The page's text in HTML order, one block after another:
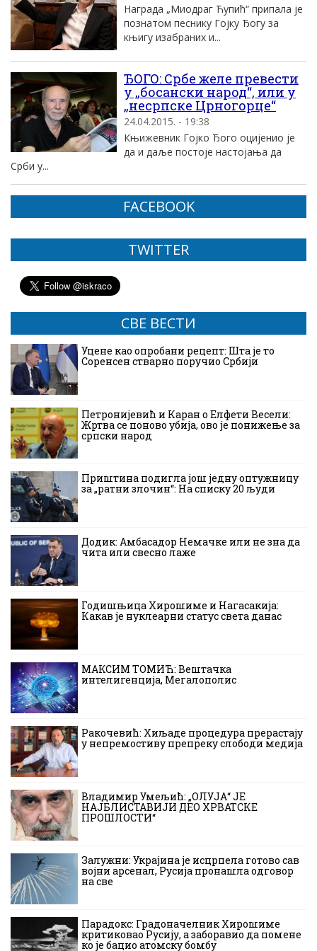
Награда „Миодраг Ћупић“ припала је
познатом песнику Гојку Ђогу за
књигу изабраних и...
ЂОГО: Србе желе превести
у „босански народ“, или у
„несрпске Црногорце“
24.04.2015. - 19:38
Књижевник Гојко Ђого оцијенио је
да и даље постоје настојања да
Срби у...
FACEBOOK
TWITTER
СВЕ ВЕСТИ
Уцене као опробани рецепт: Шта је то
Соренсен стварно поручио Србији
Петронијевић и Каран о Елфети Весели:
Жртва се поново убија, ово је понижење за
српски народ
Приштина подигла још једну оптужницу
за „ратни злочин“: На списку 20 људи
Додик: Амбасадор Немачке или не зна да
чита или свесно лаже
Годишњица Хирошиме и Нагасакија:
Какав је нуклеарни статус света данас
МАКСИМ ТОМИЋ: Вештачка
интелигенција, Мегалополис
Ракочевић: Хиљаде процедура прерастају
у непремостиву препреку слободи медија
Владимир Умељић: „ОЛУЈА“ ЈЕ
НАЈБЛИСТАВИЈИ ДЕО ХРВАТСКЕ
ПРОШЛОСТИ“
Залужни: Украјина је исцрпела готово сав
војни арсенал, Русија пронашла одговор
на све
Парадокс: Градоначелник Хирошиме
критиковао Русију, а заборавио да помене
ко је бацио атомску бомбу